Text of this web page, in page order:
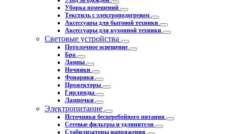
Уборка помещений
Текстиль с электроподогревом
Аксессуары для бытовой техники
Аксессуары для кухонной техники
Световые устройства
Потолочное освещение
Бра
Лампы
Ночники
Фонарики
Прожекторы
Гирлянды
Лампочки
Электропитание
Источники бесперебойного питания
Сетевые фильтры и удлинители
Стабилизаторы напряжения